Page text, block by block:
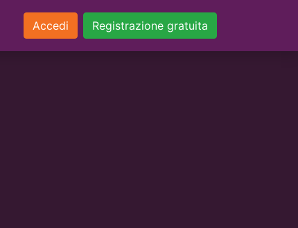
Accedi Registrazione gratuita